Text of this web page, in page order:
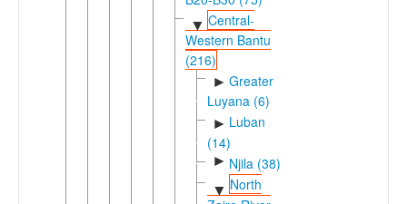
▼Central-
Western Bantu
(216)
► Greater
Luyana (6)
► Luban
(14)
► Njila (38)
▼ North